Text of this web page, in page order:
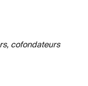
cofondateurs